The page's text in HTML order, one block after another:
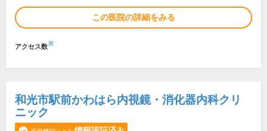
この医院の詳細をみる
アクセス数※
和光市駅前かわはら内視鏡・消化器内科クリ
ニック